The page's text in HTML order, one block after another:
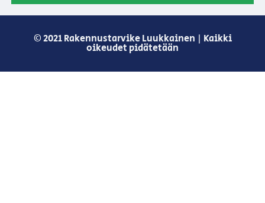
© 2021 Rakennustarvike Luukkainen | Kaikki
oikeudet pidätetään